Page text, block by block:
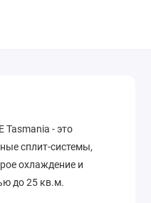
Tasmania - это
сплит-системы,
охлаждение и
до 25 кв.м.